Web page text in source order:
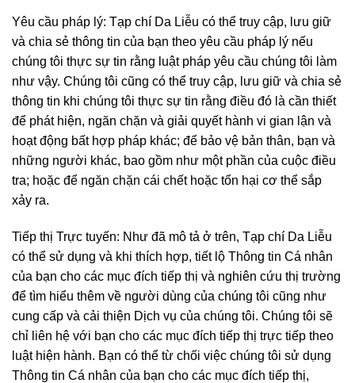
Yêu cầu pháp lý: Tạp chí Da Liễu có thể truy cập, lưu giữ
và chia sẻ thông tin của bạn theo yêu cầu pháp lý nếu
chúng tôi thực sự tin rằng luật pháp yêu cầu chúng tôi làm
như vậy. Chúng tôi cũng có thể truy cập, lưu giữ và chia sẻ
thông tin khi chúng tôi thực sự tin rằng điều đó là cần thiết
để phát hiện, ngăn chặn và giải quyết hành vi gian lận và
hoạt động bất hợp pháp khác; để bảo vệ bản thân, bạn và
những người khác, bao gồm như một phần của cuộc điều
tra; hoặc để ngăn chặn cái chết hoặc tổn hại cơ thể sắp
xảy ra.
Tiếp thị Trực tuyến: Như đã mô tả ở trên, Tạp chí Da Liễu
có thể sử dụng và khi thích hợp, tiết lộ Thông tin Cá nhân
của bạn cho các mục đích tiếp thị và nghiên cứu thị trường
để tìm hiểu thêm về người dùng của chúng tôi cũng như
cung cấp và cải thiện Dịch vụ của chúng tôi. Chúng tôi sẽ
chỉ liên hệ với bạn cho các mục đích tiếp thị trực tiếp theo
luật hiện hành. Bạn có thể từ chối việc chúng tôi sử dụng
Thông tin Cá nhân của bạn cho các mục đích tiếp thị,